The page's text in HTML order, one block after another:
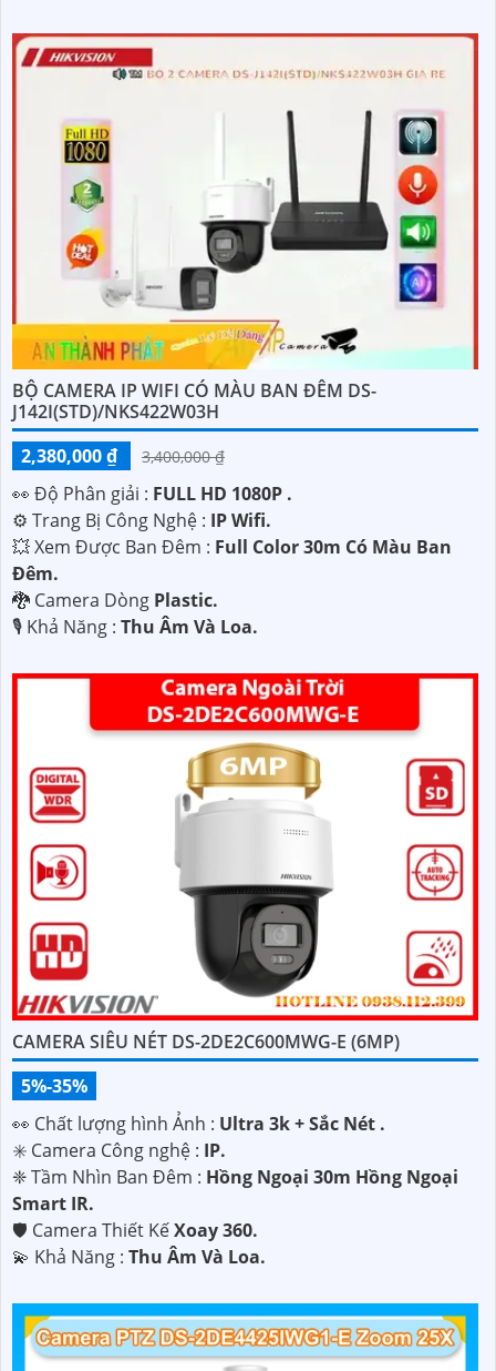
BỘ CAMERA IP WIFI CÓ MÀU BAN ĐÊM DS-
J142I(STD)/NKS422W03H
2,380,000 ₫
3,400,000 ₫
️👀 Độ Phân giải : FULL HD 1080P .
⚙ Trang Bị Công Nghệ : IP Wifi.
💥 Xem Được Ban Đêm : Full Color 30m Có Màu Ban
Ðêm.
🐉️ Camera Dòng Plastic.
️🎙 Khả Năng : Thu Âm Và Loa.
CAMERA SIÊU NÉT DS-2DE2C600MWG-E (6MP)
5%-35%
️👀 Chất lượng hình Ảnh : Ultra 3k + Sắc Nét .
✳️ Camera Công nghệ : IP.
❈ Tầm Nhìn Ban Đêm : Hồng Ngoại 30m Hồng Ngoại
Smart IR.
🛡 Camera Thiết KếXoay 360.
️💫 Khả Năng : Thu Âm Và Loa.